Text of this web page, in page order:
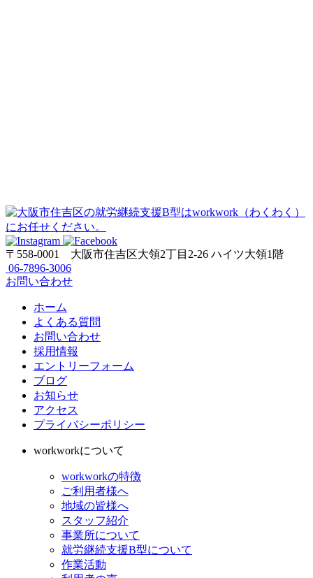
〒558-0001 大阪市住吉区大領2丁目2-26 ハイツ大領1階
06-7896-3006
お問い合わせ
ホーム
よくある質問
お問い合わせ
採用情報
エントリーフォーム
ブログ
お知らせ
アクセス
プライバシーポリシー
workworkについて
workworkの特徴
ご利用者様へ
地域の皆様へ
スタッフ紹介
事業所について
就労継続支援B型について
作業活動